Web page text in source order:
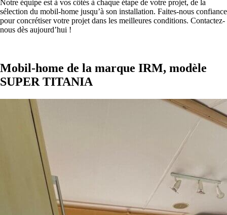
Notre équipe est à vos côtés à chaque étape de votre projet, de la
sélection du mobil-home jusqu’à son installation. Faites-nous confiance
pour concrétiser votre projet dans les meilleures conditions. Contactez-
nous dès aujourd’hui !
Mobil-home de la marque IRM, modèle
SUPER TITANIA